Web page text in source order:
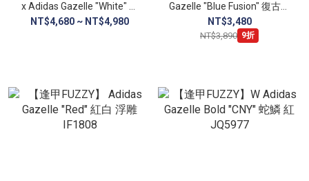
x Adidas Gazelle "White" 白
黑 IF9735
NT$4,680 ~ NT$4,980
Gazelle "Blue Fusion" 復古藍
焦糖底 HQ8717
NT$3,480
NT$3,890 9折